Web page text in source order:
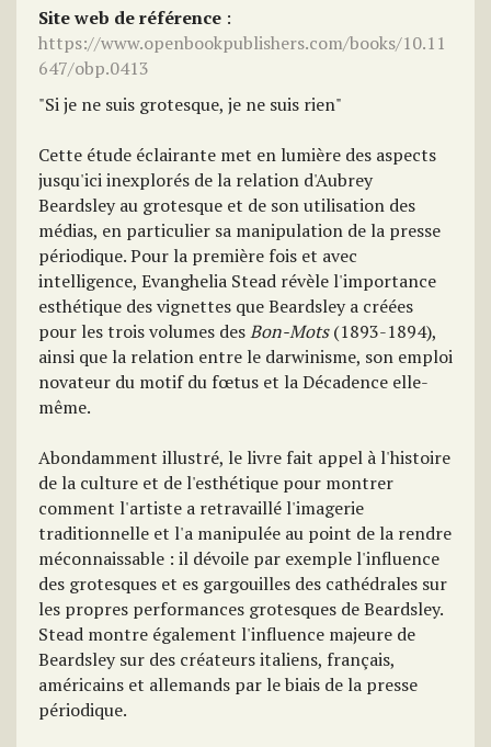
Site web de référence :
https://www.openbookpublishers.com/books/10.11
647/obp.0413
"Si je ne suis grotesque, je ne suis rien"
Cette étude éclairante met en lumière des aspects
jusqu'ici inexplorés de la relation d'Aubrey
Beardsley au grotesque et de son utilisation des
médias, en particulier sa manipulation de la presse
périodique. Pour la première fois et avec
intelligence, Evanghelia Stead révèle l'importance
esthétique des vignettes que Beardsley a créées
pour les trois volumes desBon-Mots(1893-1894),
ainsi que la relation entre le darwinisme, son emploi
novateur du motif du fœtus et la Décadence elle-
même.
Abondamment illustré, le livre fait appel à l'histoire
de la culture et de l'esthétique pour montrer
comment l'artiste a retravaillé l'imagerie
traditionnelle et l'a manipulée au point de la rendre
méconnaissable : il dévoile par exemple l'influence
des grotesques et es gargouilles des cathédrales sur
les propres performances grotesques de Beardsley.
Stead montre également l'influence majeure de
Beardsley sur des créateurs italiens, français,
américains et allemands par le biais de la presse
périodique.